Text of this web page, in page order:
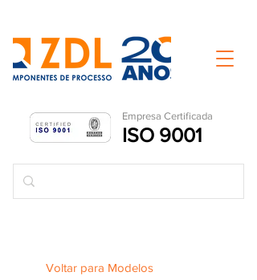
Empresa Certificada
ISO 9001
Voltar para Modelos